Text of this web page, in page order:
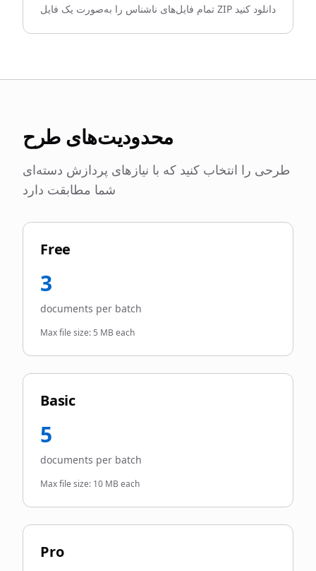
تمام فایل‌های ناشناس را به‌صورت یک فایل ZIP دانلود کنید
محدودیت‌های طرح
طرحی را انتخاب کنید که با نیازهای پردازش دسته‌ای
شما مطابقت دارد
Free
3
documents per batch
Max file size: 5 MB each
Basic
5
documents per batch
Max file size: 10 MB each
Pro